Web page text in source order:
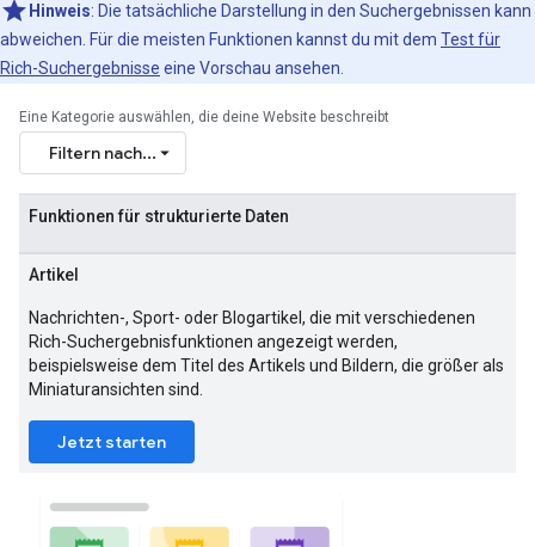
Hinweis: Die tatsächliche Darstellung in den Suchergebnissen kann
abweichen. Für die meisten Funktionen kannst du mit dem Test für
Rich-Suchergebnisse eine Vorschau ansehen.
Eine Kategorie auswählen, die deine Website beschreibt
Filtern nach...
Funktionen für strukturierte Daten
Artikel
Nachrichten-, Sport- oder Blogartikel, die mit verschiedenen
Rich-Suchergebnisfunktionen angezeigt werden,
beispielsweise dem Titel des Artikels und Bildern, die größer als
Miniaturansichten sind.
Jetzt starten